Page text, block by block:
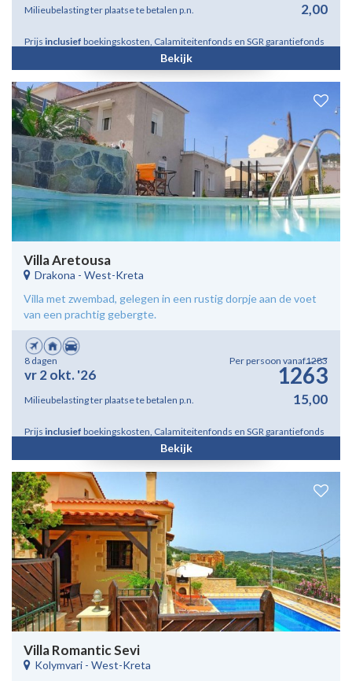
Milieubelasting ter plaatse te betalen p.n. 2,00
Prijs inclusief boekingskosten, Calamiteitenfonds en SGR garantiefonds
Bekijk
Villa Aretousa
Drakona - West-Kreta
Villa met zwembad, gelegen in een rustig dorpje aan de voet
van een prachtig gebergte.
8 dagen
vr 2 okt. '26
Per persoon vanaf1283
1263
Milieubelasting ter plaatse te betalen p.n. 15,00
Prijs inclusief boekingskosten, Calamiteitenfonds en SGR garantiefonds
Bekijk
Villa Romantic Sevi
Kolymvari - West-Kreta